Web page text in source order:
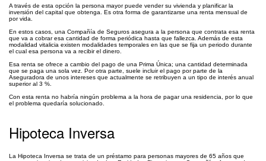
A través de esta opción la persona mayor puede vender su vivienda y planificar la
inversión del capital que obtenga. Es otra forma de garantizarse una renta mensual de
por vida.
En estos casos, una Compañía de Seguros asegura a la persona que contrata esa renta
que va a cobrar esa cantidad de forma periódica hasta que fallezca. Además de esta
modalidad vitalicia existen modalidades temporales en las que se fija un periodo durante
el cual esa persona va a recibir el dinero.
Esa renta se ofrece a cambio del pago de una Prima Única; una cantidad determinada
que se paga una sola vez. Por otra parte, suele incluir el pago por parte de la
Aseguradora de unos intereses que actualmente se retribuyen a un tipo de interés anual
superior al 3 %.
Con esta renta no habría ningún problema a la hora de pagar una residencia, por lo que
el problema quedaría solucionado.
Hipoteca Inversa
La Hipoteca Inversa se trata de un préstamo para personas mayores de 65 años que